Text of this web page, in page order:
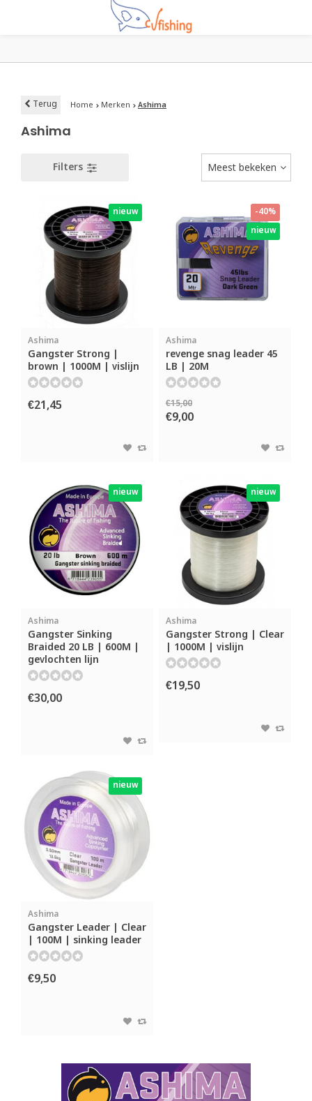
Terug Home Merken Ashima
Ashima
Filters Meest bekeken
nieuw
Ashima
Gangster Strong |
brown | 1000M | vislijn
€21,45
-40%
nieuw
Ashima
revenge snag leader 45
LB | 20M
€15,00
€9,00
nieuw
Ashima
Gangster Sinking
Braided 20 LB | 600M |
gevlochten lijn
€30,00
nieuw
Ashima
Gangster Strong | Clear
| 1000M | vislijn
€19,50
nieuw
Ashima
Gangster Leader | Clear
| 100M | sinking leader
€9,50